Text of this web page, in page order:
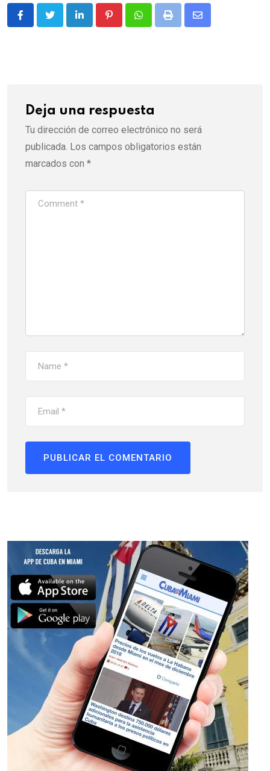
LinkedIn PinterestWhatsappPrint
Share
Deja una respuesta
Tu dirección de correo electrónico no será
publicada. Los campos obligatorios están
marcados con *